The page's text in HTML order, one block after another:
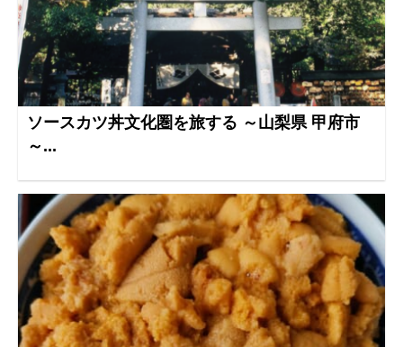
ソースカツ丼文化圏を旅する ～山梨県 甲府市
～...